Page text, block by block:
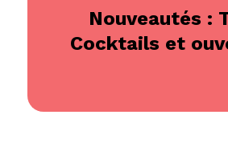
Nouveautés :
Cocktails et